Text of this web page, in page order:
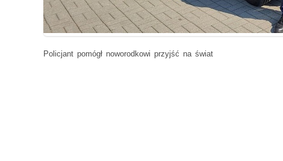
Policjant pomógł noworodkowi przyjść na świat